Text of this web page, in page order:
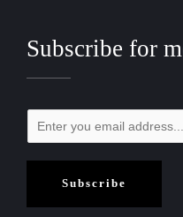
Subscribe for
Subscribe